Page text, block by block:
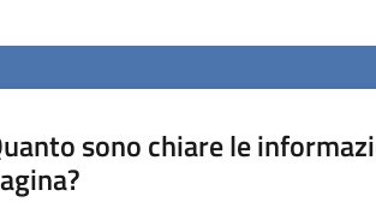
sono chiare le